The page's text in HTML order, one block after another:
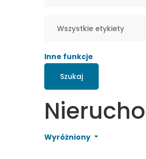
Inne funkcje
Szukaj
Wyróżniony